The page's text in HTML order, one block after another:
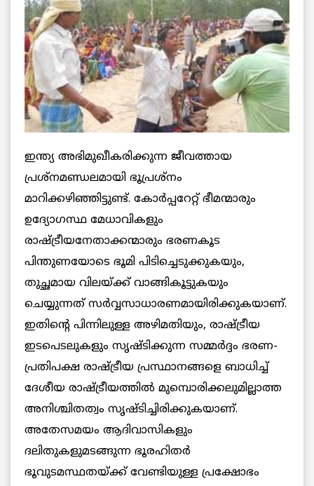
ഇന്ത്യ അഭിമുഖീകരിക്കുന്ന ജീവത്തായ
പ്രശ്നമണ്ഡലമായി ഭൂപ്രശ്നം
മാറിക്കഴിഞ്ഞിട്ടുണ്ട്. കോര്‍പ്പറേറ്റ് ഭീമന്മാരും
ഉദ്യോഗസ്ഥ മേധാവികളും
രാഷ്ട്രീയനേതാക്കന്മാരും ഭരണകൂട
പിന്തുണയോടെ ഭൂമി പിടിച്ചെടുക്കുകയും,
തുച്ഛമായ വിലയ്ക്ക് വാങ്ങികൂട്ടുകയും
ചെയ്യുന്നത് സര്‍വ്വസാധാരണമായിരിക്കുകയാണ്.
ഇതിന്റെ പിന്നിലുള്ള അഴിമതിയും, രാഷ്ട്രീയ
ഇടപെടലുകളും സൃഷ്ടിക്കുന്ന സമ്മര്‍ദ്ദം ഭരണ-
പ്രതിപക്ഷ രാഷ്ട്രീയ പ്രസ്ഥാനങ്ങളെ ബാധിച്ച്
ദേശീയ രാഷ്ട്രീയത്തില്‍ മുമ്പൊരിക്കലുമില്ലാത്ത
അനിശ്ചിതത്വം സൃഷ്ടിച്ചിരിക്കുകയാണ്.
അതേസമയം ആദിവാസികളും
ദലിതുകളുമടങ്ങുന്ന ഭൂരഹിതര്‍
ഭൂവുടമസ്ഥതയ്ക്ക് വേണ്ടിയുള്ള പ്രക്ഷോഭം